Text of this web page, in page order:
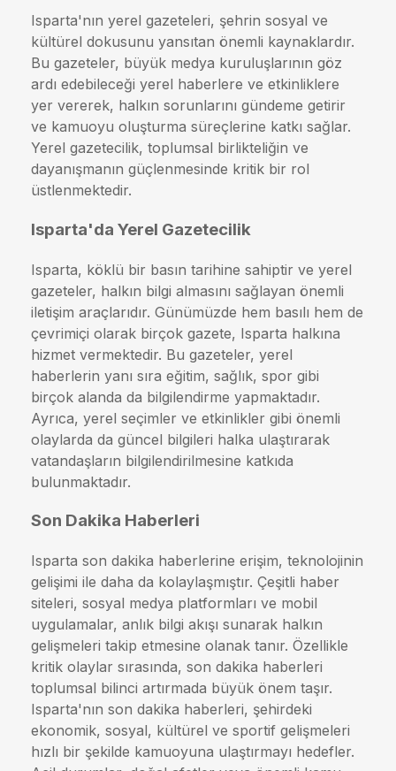
Isparta'nın yerel gazeteleri, şehrin sosyal ve
kültürel dokusunu yansıtan önemli kaynaklardır.
Bu gazeteler, büyük medya kuruluşlarının göz
ardı edebileceği yerel haberlere ve etkinliklere
yer vererek, halkın sorunlarını gündeme getirir
ve kamuoyu oluşturma süreçlerine katkı sağlar.
Yerel gazetecilik, toplumsal birlikteliğin ve
dayanışmanın güçlenmesinde kritik bir rol
üstlenmektedir.
Isparta'da Yerel Gazetecilik
Isparta, köklü bir basın tarihine sahiptir ve yerel
gazeteler, halkın bilgi almasını sağlayan önemli
iletişim araçlarıdır. Günümüzde hem basılı hem de
çevrimiçi olarak birçok gazete, Isparta halkına
hizmet vermektedir. Bu gazeteler, yerel
haberlerin yanı sıra eğitim, sağlık, spor gibi
birçok alanda da bilgilendirme yapmaktadır.
Ayrıca, yerel seçimler ve etkinlikler gibi önemli
olaylarda da güncel bilgileri halka ulaştırarak
vatandaşların bilgilendirilmesine katkıda
bulunmaktadır.
Son Dakika Haberleri
Isparta son dakika haberlerine erişim, teknolojinin
gelişimi ile daha da kolaylaşmıştır. Çeşitli haber
siteleri, sosyal medya platformları ve mobil
uygulamalar, anlık bilgi akışı sunarak halkın
gelişmeleri takip etmesine olanak tanır. Özellikle
kritik olaylar sırasında, son dakika haberleri
toplumsal bilinci artırmada büyük önem taşır.
Isparta'nın son dakika haberleri, şehirdeki
ekonomik, sosyal, kültürel ve sportif gelişmeleri
hızlı bir şekilde kamuoyuna ulaştırmayı hedefler.